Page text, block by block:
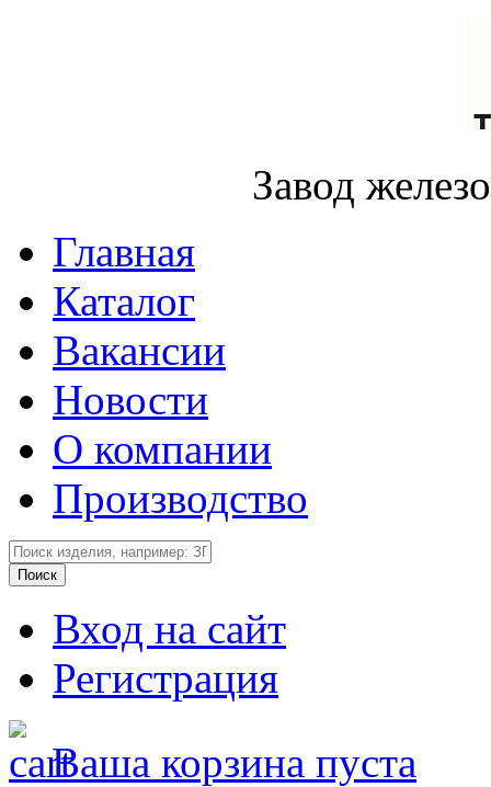
Завод
Главная
Каталог
Вакансии
Новости
О компании
Производство
Вход на сайт
Регистрация
Ваша корзина пуста